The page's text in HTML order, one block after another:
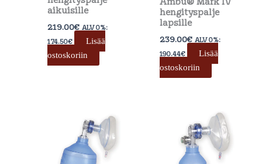
aikuisille
219.00€ ALV 0%:
174.50€
Lisää
ostoskoriin
hengityspalje
lapsille
239.00€ ALV 0%:
190.44€
Lisää
ostoskoriin